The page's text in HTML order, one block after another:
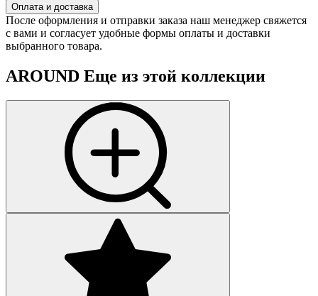
Оплата и доставка
После оформления и отправки заказа наш менеджер свяжется
с вами и согласует удобные формы оплаты и доставки
выбранного товара.
AROUND Еще из этой коллекции